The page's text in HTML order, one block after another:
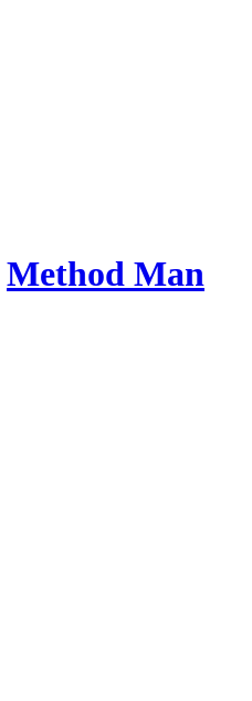
Method Man